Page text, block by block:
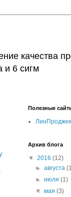
качества
и 6 сигм
Полезные
Архив блога
▼ 2016 (12)
►августа
►июля(1)
▼мая(3)